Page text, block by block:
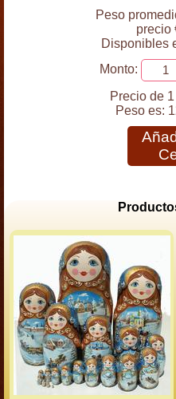
Peso
precio
Disponibles
Monto:
Precio de
Peso es: